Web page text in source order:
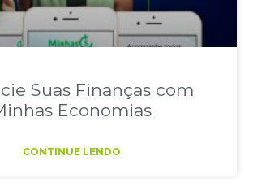
Suas Finanças com
Economias
CONTINUE LENDO